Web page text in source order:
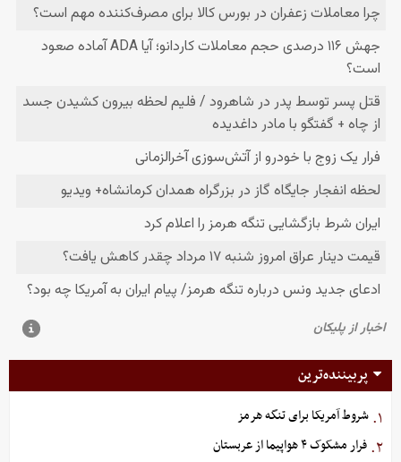
پربیننده‌ترین
۱. شروط آمریکا برای تنگه هرمز
۲. فرار مشکوک ۴ هواپیما از عربستان